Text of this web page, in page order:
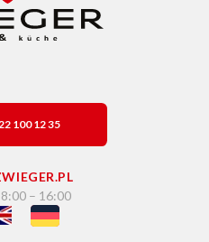
100 12 35
– 16:00